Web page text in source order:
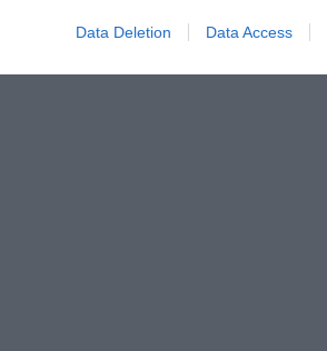
Data Deletion Data Access